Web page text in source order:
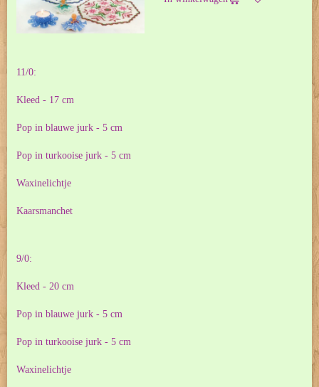
11/0:
Kleed - 17 cm
Pop in blauwe jurk - 5 cm
Pop in turkooise jurk - 5 cm
Waxinelichtje
Kaarsmanchet
9/0:
Kleed - 20 cm
Pop in blauwe jurk - 5 cm
Pop in turkooise jurk - 5 cm
Waxinelichtje